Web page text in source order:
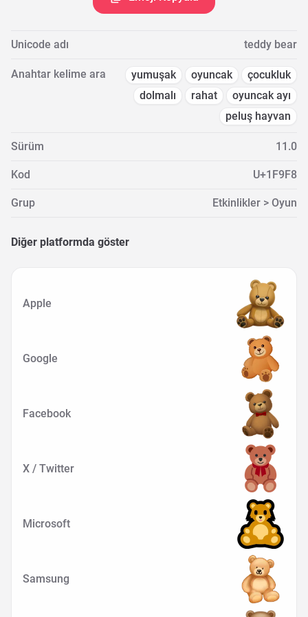
Unicode adı teddy bear
Anahtar kelime ara yumuşak oyuncak
çocukluk
dolmalı
rahat
oyuncak ayı
peluş hayvan
Sürüm 11.0
Kod U+1F9F8
Grup Etkinlikler > Oyun
Diğer platformda göster
Apple
Google
Facebook
X / Twitter
Microsoft
Samsung